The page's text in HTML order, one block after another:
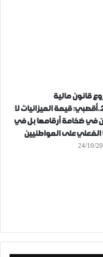
قانون مالية
2026..أقصبي: قيمة الميزانيات لا
في ضخامة أرقامها بل في
الفعلي على المواطنيين
24/10/